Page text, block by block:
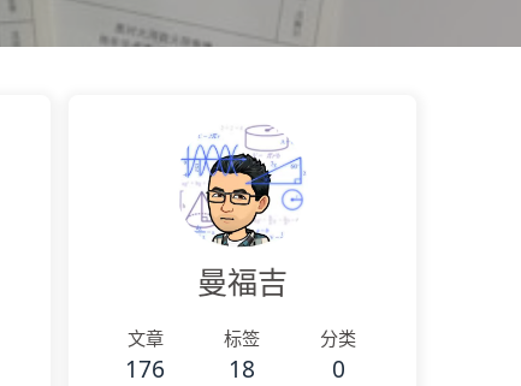
曼福吉
文章
176
标签
18
分类
0